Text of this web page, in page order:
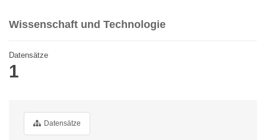
Wissenschaft und Technologie
Datensätze
1
Datensätze